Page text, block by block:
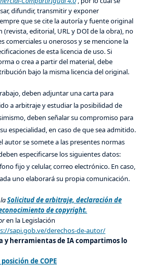
difundir, transmitir y exponer
que se cite la autoría y fuente original
(revista, editorial, URL y DOI de la obra), no
comerciales u onerosos y se mencione la
de esta licencia de uso. Si
o crea a partir del material, debe
bajo la misma licencia del original.
deben adjuntar una carta para
a arbitraje y estudiar la posibilidad de
deben señalar su compromiso para
especialidad, en caso de que sea admitido.
autor se somete a las presentes normas
especificarse los siguientes datos:
fijo y celular, correo electrónico. En caso,
uno elaborará su propia comunicación.
Solicitud de arbitraje, declaración de
de copyright.
en la Legislación
sapi.gob.ve/derechos-de-autor/
y herramientas de IA compartimos lo
de COPE